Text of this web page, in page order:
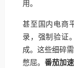
用。
甚至国内电商
录，强制验证
成。这些细碎
憋屈。番茄加